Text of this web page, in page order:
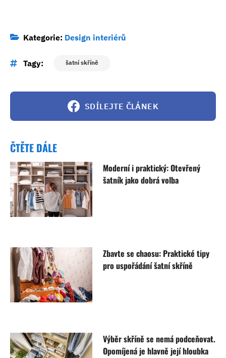
Kategorie: Design interiérů
Tagy: šatní skříně
SDÍLEJTE ČLÁNEK
ČTĚTE DÁLE
Moderní i praktický: Otevřený
šatník jako dobrá volba
Zbavte se chaosu: Praktické tipy
pro uspořádání šatní skříně
Výběr skříně se nemá podceňovat.
Opomíjená je hlavně její hloubka